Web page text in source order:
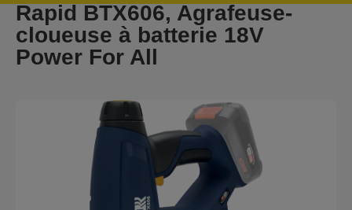
Rapid BTX606, Agrafeuse-
cloueuse à batterie 18V
Power For All